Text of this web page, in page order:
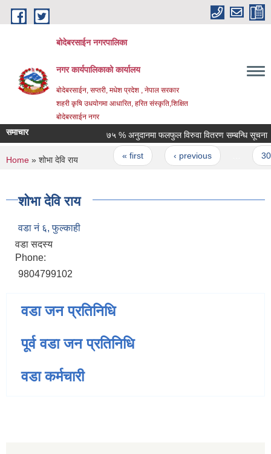
Skip to main content
बोदेबरसाईन नगरपालिका
नगर कार्यपालिकाको कार्यालय
बोदेबरसाईन, सप्तरी, मधेश प्रदेश , नेपाल सरकार
शहरी कृषि उधयोगमा आधारित, हरित संस्कृति,शिक्षित
बोदेबरसाईन नगर
समाचार ७५ % अनुदानमा फलफुल विरुवा वितरण सम्बन्धि सूचना
Pages
« first ‹ previous
You are here
Home » शोभा देवि राय
शोभा देवि राय
वडा नं‌ ६, फुल्काही
वडा सदस्य
Phone:
9804799102
वडा जन प्रतिनिधि
पूर्व वडा जन प्रतिनिधि
वडा कर्मचारी